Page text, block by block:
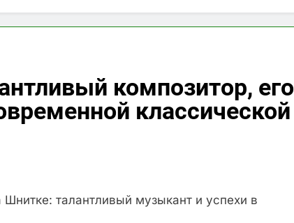
композитор, его
классической